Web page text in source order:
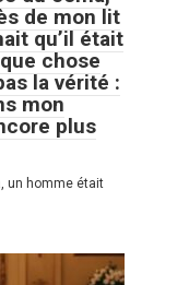
de mon lit
qu’il était
chose
la vérité :
mon
plus
un homme était